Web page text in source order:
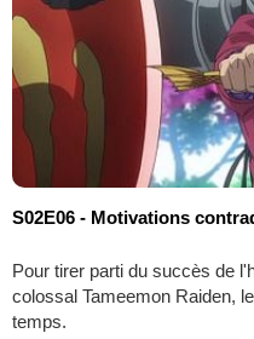
S02E06 - Motivations
Pour tirer parti du succès de
colossal Tameemon Raiden,
temps.